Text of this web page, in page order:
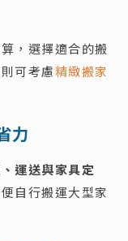
，選擇適合的搬
可考慮精緻搬家
力
運送與家具定
自行搬運大型家